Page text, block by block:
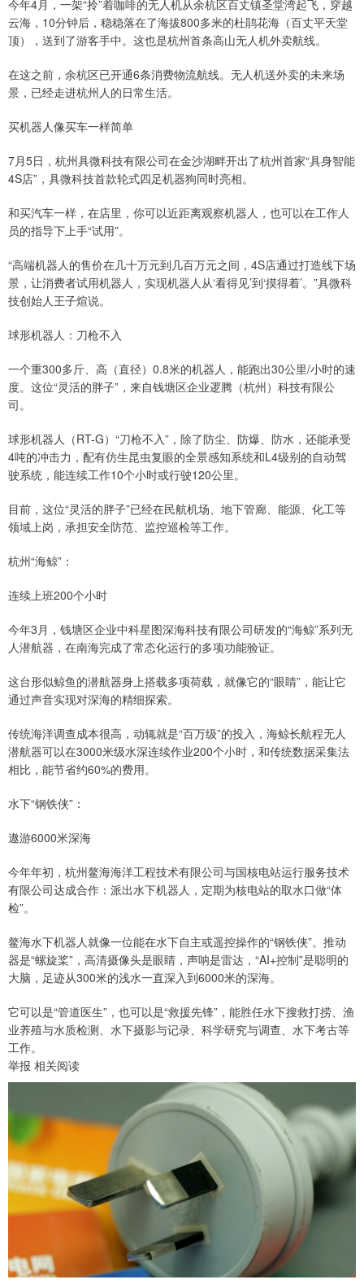
今年4月，一架“拎”着咖啡的无人机从余杭区百丈镇圣堂湾起飞，穿越
云海，10分钟后，稳稳落在了海拔800多米的杜鹃花海（百丈平天堂
顶），送到了游客手中。这也是杭州首条高山无人机外卖航线。
在这之前，余杭区已开通6条消费物流航线。无人机送外卖的未来场
景，已经走进杭州人的日常生活。
买机器人像买车一样简单
7月5日，杭州具微科技有限公司在金沙湖畔开出了杭州首家“具身智能
4S店”，具微科技首款轮式四足机器狗同时亮相。
和买汽车一样，在店里，你可以近距离观察机器人，也可以在工作人
员的指导下上手“试用”。
“高端机器人的售价在几十万元到几百万元之间，4S店通过打造线下场
景，让消费者试用机器人，实现机器人从‘看得见’到‘摸得着’。”具微科
技创始人王子煊说。
球形机器人：刀枪不入
一个重300多斤、高（直径）0.8米的机器人，能跑出30公里/小时的速
度。这位“灵活的胖子”，来自钱塘区企业逻腾（杭州）科技有限公
司。
球形机器人（RT-G）“刀枪不入”，除了防尘、防爆、防水，还能承受
4吨的冲击力，配有仿生昆虫复眼的全景感知系统和L4级别的自动驾
驶系统，能连续工作10个小时或行驶120公里。
目前，这位“灵活的胖子”已经在民航机场、地下管廊、能源、化工等
领域上岗，承担安全防范、监控巡检等工作。
杭州“海鲸”：
连续上班200个小时
今年3月，钱塘区企业中科星图深海科技有限公司研发的“海鲸”系列无
人潜航器，在南海完成了常态化运行的多项功能验证。
这台形似鲸鱼的潜航器身上搭载多项荷载，就像它的“眼睛”，能让它
通过声音实现对深海的精细探索。
传统海洋调查成本很高，动辄就是“百万级”的投入，海鲸长航程无人
潜航器可以在3000米级水深连续作业200个小时，和传统数据采集法
相比，能节省约60%的费用。
水下“钢铁侠”：
遨游6000米深海
今年年初，杭州鳌海海洋工程技术有限公司与国核电站运行服务技术
有限公司达成合作：派出水下机器人，定期为核电站的取水口做“体
检”。
鳌海水下机器人就像一位能在水下自主或遥控操作的“钢铁侠”。推动
器是“螺旋桨”，高清摄像头是眼睛，声呐是雷达，“AI+控制”是聪明的
大脑，足迹从300米的浅水一直深入到6000米的深海。
它可以是“管道医生”，也可以是“救援先锋”，能胜任水下搜救打捞、渔
业养殖与水质检测、水下摄影与记录、科学研究与调查、水下考古等
工作。
举报 相关阅读